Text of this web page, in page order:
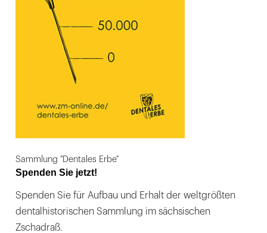
Sammlung "Dentales Erbe"
Spenden Sie jetzt!
Spenden Sie für Aufbau und Erhalt der weltgrößten
dentalhistorischen Sammlung im sächsischen
Zschadraß.